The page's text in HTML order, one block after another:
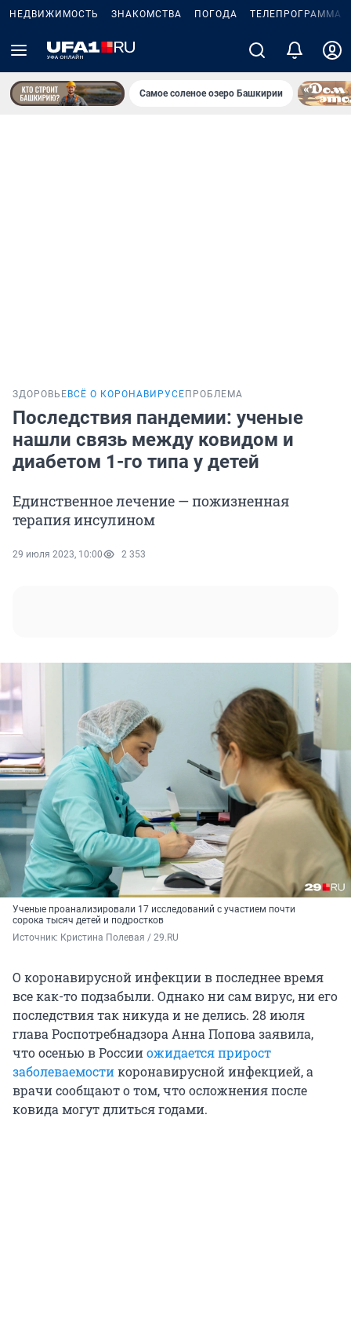
НЕДВИЖИМОСТЬ ЗНАКОМСТВА ПОГОДА ТЕЛЕПРОГРАММА
Самое соленое озеро Башкирии
ЗДОРОВЬЕ ВСЁ О КОРОНАВИРУСЕ ПРОБЛЕМА
Последствия пандемии: ученые
нашли связь между ковидом и
диабетом 1-го типа у детей
Единственное лечение — пожизненная
терапия инсулином
29 июля 2023, 10:00 2 353
Ученые проанализировали 17 исследований с участием почти
сорока тысяч детей и подростков
Источник: Кристина Полевая / 29.RU
О коронавирусной инфекции в последнее время
все как-то подзабыли. Однако ни сам вирус, ни его
последствия так никуда и не делись. 28 июля
глава Роспотребнадзора Анна Попова заявила,
что осенью в Россииожидается прирост
заболеваемостикоронавирусной инфекцией, а
врачи сообщают о том, что осложнения после
ковида могут длиться годами.